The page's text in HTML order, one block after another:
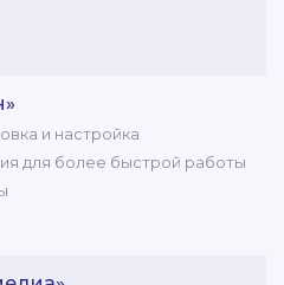
и настройка
для более быстрой работы